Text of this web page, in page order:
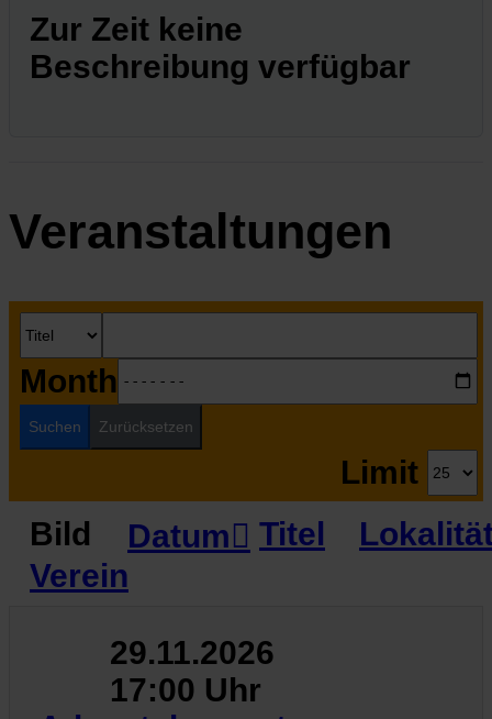
Zur Zeit keine
Beschreibung verfügbar
Veranstaltungen
Month
Suchen Zurücksetzen
Limit
Bild
Datum Titel
Verein
29.11.2026
17:00 Uhr